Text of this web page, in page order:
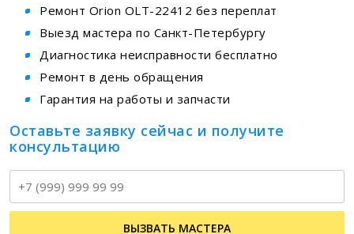
Ремонт Orion OLT-22412 без переплат
Выезд мастера по Санкт-Петербургу
Диагностика неисправности бесплатно
Ремонт в день обращения
Гарантия на работы и запчасти
Оставьте заявку сейчас и получите
консультацию
ВЫЗВАТЬ МАСТЕРА